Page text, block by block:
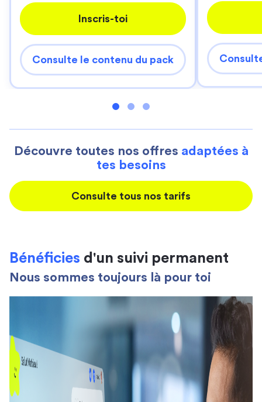
Inscris-toi
Consulte le contenu du pack
Découvre toutes nos offres adaptées à
tes besoins
Consulte tous nos tarifs
Bénéficies d'un suivi permanent
Nous sommes toujours là pour toi